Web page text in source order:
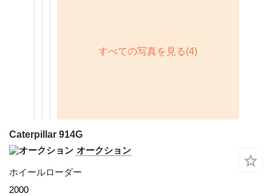
Caterpillar 914G
オークション
ホイールローダー
2000